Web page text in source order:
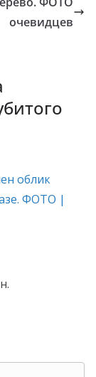
очевидцев
облик
ФОТО |